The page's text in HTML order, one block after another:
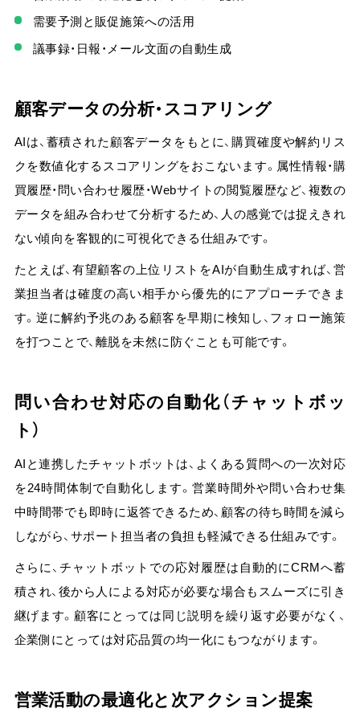
需要予測と販促施策への活用
議事録・日報・メール文面の自動生成
顧客データの分析・スコアリング
AIは、蓄積された顧客データをもとに、購買確度や解約リス
クを数値化するスコアリングをおこないます。属性情報・購
買履歴・問い合わせ履歴・Webサイトの閲覧履歴など、複数の
データを組み合わせて分析するため、人の感覚では捉えきれ
ない傾向を客観的に可視化できる仕組みです。
たとえば、有望顧客の上位リストをAIが自動生成すれば、営
業担当者は確度の高い相手から優先的にアプローチできま
す。 逆に解約予兆のある顧客を早期に検知し、フォロー施策
を打つことで、離脱を未然に防ぐことも可能です。
問い合わせ対応の自動化（チャットボッ
ト）
AIと連携したチャットボットは、よくある質問への一次対応
を24時間体制で自動化します。営業時間外や問い合わせ集
中時間帯でも即時に返答できるため、顧客の待ち時間を減ら
しながら、サポート担当者の負担も軽減できる仕組みです。
さらに、チ ャットボットでの応対履歴は自動的にCRMへ蓄
積され、後から人による対応が必要な場合もスムーズに引き
継げます。 顧客にとっては同じ説明を繰り返す必要がなく、
企業側にとっては対応品質の均一化にもつながります。
営業活動の最適化と次アクション提案